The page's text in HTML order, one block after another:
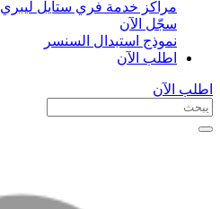
مراكز خدمة فري ستايل ليبري
سجّل الآن​
نموذج استبدال السنسر
اطلب الآن
اطلب الآن